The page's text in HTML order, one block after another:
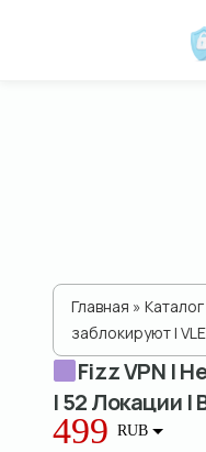
Главная » Каталог
заблокируют |
Fizz VPN |
| 52 Локации |
499 RUB